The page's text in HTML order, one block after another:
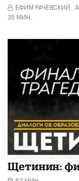
ЕФИМ РАЧЕВСКИЙ,
35 МИН.
Щетинин: